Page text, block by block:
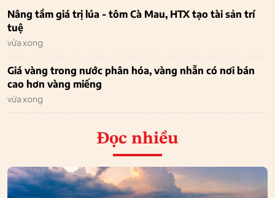
Nâng tầm giá trị lúa - tôm Cà Mau, HTX tạo tài sản trí
tuệ
vừa xong
Giá vàng trong nước phân hóa, vàng nhẫn có nơi bán
cao hơn vàng miếng
vừa xong
Đọc nhiều